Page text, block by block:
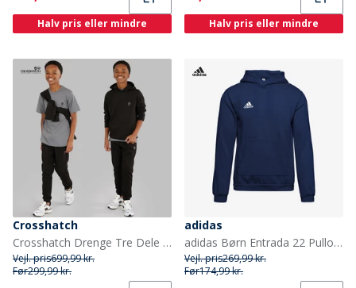
Halv pris eller mindre Halv pris eller mindre
Crosshatch
Crosshatch Drenge Tre Dele Hættetrøje T-shirt Og Joggingbukser Sæt Sort/Koksgrå
Vejl. pris699,99 kr.
Før299,99 kr.
adidas
adidas Børn Entrada 22 Pullover Hoodie Team Navy Blue
Vejl. pris269,99 kr.
Før174,99 kr.